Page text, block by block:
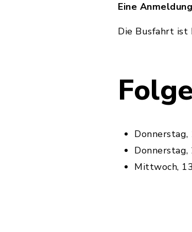
Eine
Die Busfahrt ist
Mittwoch,